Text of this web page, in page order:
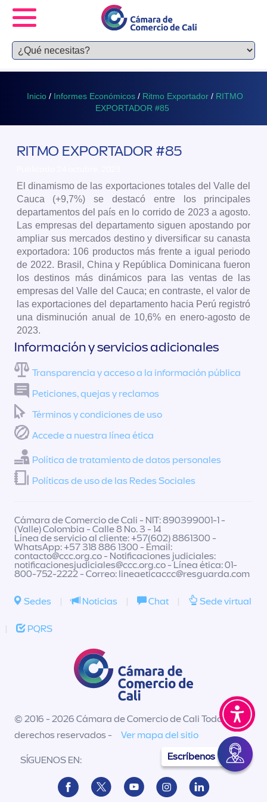
Inicio / Informes Económicos / Ritmo Exportador / RITMO
EXPORTADOR #85
RITMO EXPORTADOR #85
El dinamismo de las exportaciones totales del Valle del
Cauca (+9,7%) se destacó entre los principales
departamentos del país en lo corrido de 2023 a agosto.
Las empresas del departamento siguen apostando por
ampliar sus mercados destino y diversificar su canasta
exportadora: 106 productos más frente a igual periodo
de 2022. Brasil, China y República Dominicana fueron
los destinos más dinámicos para las ventas de las
empresas del Valle del Cauca; en contraste, el valor de
las exportaciones del departamento hacia Perú registró
una disminución anual de 10,6% en enero-agosto de
2023.
Escríbenos
Información y servicios adicionales
Transparencia y acceso a la información pública
Peticiones, quejas y reclamos
Términos y condiciones de uso
Accede a nuestra línea ética
Política de tratamiento de datos personales
Políticas de uso de las Redes Sociales
Cámara de Comercio de Cali - NIT: 890399001-1 -
(Valle) Colombia - Calle 8 No. 3 - 14
Línea de servicio al cliente: +57(602) 8861300 -
WhatsApp: +57 318 886 1300 - Email:
contacto@ccc.org.co- Notificaciones judiciales:
notificacionesjudiciales@ccc.org.co- Línea ética: 01-
800-752-2222 - Correo: lineaeticaccc@resguarda.com
Sedes | Noticias | Chat | Sede virtual
| PQRS
© 2016 - 2026 Cámara de Comercio de Cali Todos los
derechos reservados -
Ver mapa del sitio
SÍGUENOS EN: